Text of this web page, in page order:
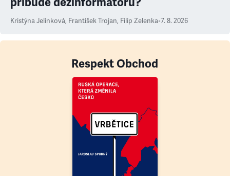
Kristýna Jelínková, František Trojan, Filip Zelenka•7. 8. 2026
Respekt Obchod